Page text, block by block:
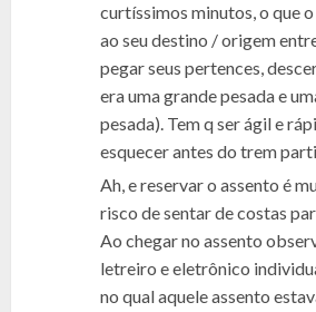
curtíssimos minutos, o que
ao seu destino / origem
pegar seus pertences,
era uma grande pesada e
pesada). Tem q ser ágil e
esquecer antes do trem
Ah, e reservar o assento é
risco de sentar de costas
Ao chegar no assento
letreiro e eletrônico
no qual aquele assento